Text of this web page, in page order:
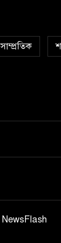
সাম্প্রতিক